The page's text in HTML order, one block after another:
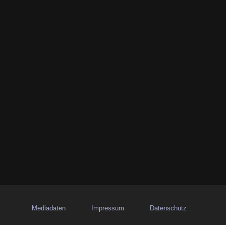
Mediadaten Impressum Datenschutz